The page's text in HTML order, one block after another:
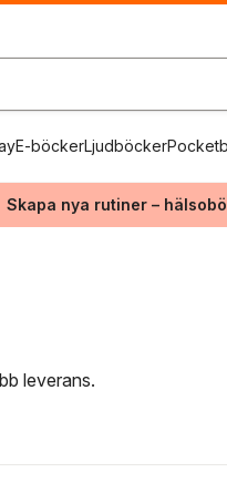
E-böckerLjudböcker
Skapa nya rutiner –
leverans.